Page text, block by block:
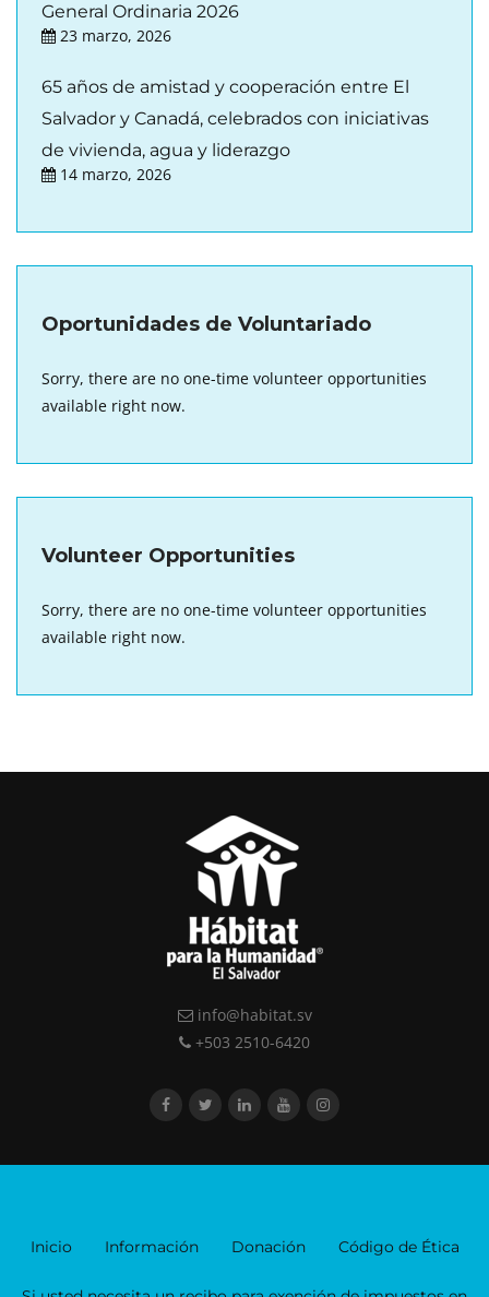
General Ordinaria 2026
23 marzo, 2026
65 años de amistad y cooperación entre El
Salvador y Canadá, celebrados con iniciativas
de vivienda, agua y liderazgo
14 marzo, 2026
Oportunidades de Voluntariado
Sorry, there are no one-time volunteer opportunities
available right now.
Volunteer Opportunities
Sorry, there are no one-time volunteer opportunities
available right now.
info@habitat.sv
+503 2510-6420
Inicio Información Donación Código de Ética